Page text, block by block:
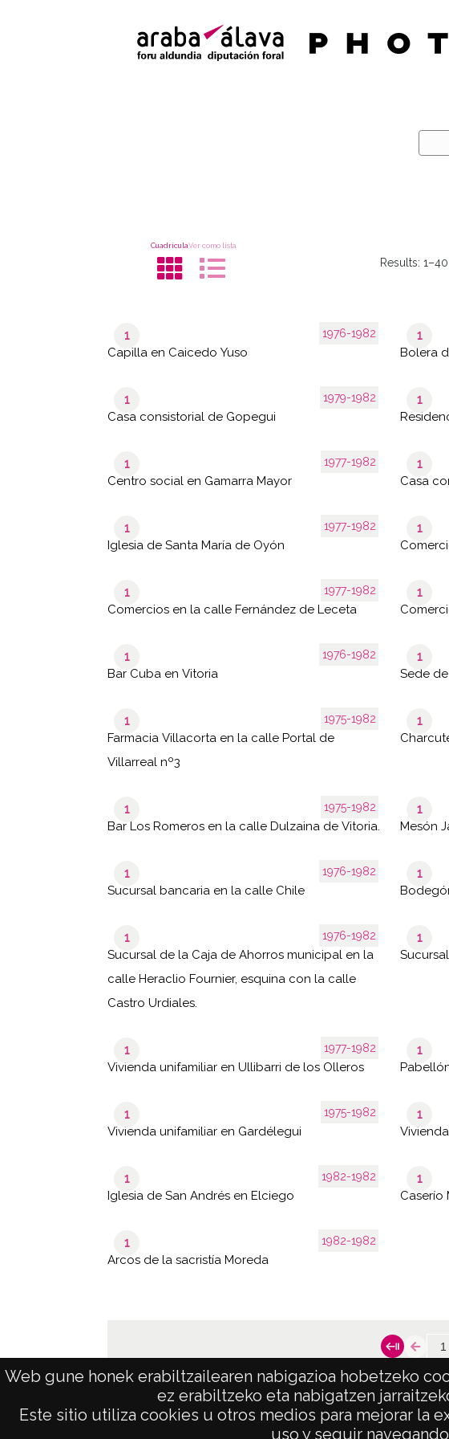
Web gune honek erabiltzailearen nabigazioa hobetzeko
ez erabiltzeko eta nabigatzen
Este sitio utiliza cookies u otros medios para mejorar la
uso y seguir
CuadrículaVer como lista
Results:
1976-1982
1
Capilla en Caicedo Yuso
1
Bolera
1979-1982
1
Casa consistorial de Gopegui
1
1977-1982
1
Centro social en Gamarra Mayor
1
Casa
1977-1982
1
Iglesia de Santa María de Oyón
1
1977-1982
1
Comercios en la calle Fernández de Leceta
1
1976-1982
1
Bar Cuba en Vitoria
1
Sede
1975-1982
1
Farmacia Villacorta en la calle Portal de
Villarreal nº3
1
1975-1982
1
Bar Los Romeros en la calle Dulzaina de Vitoria.
1
Mesón
1976-1982
1
Sucursal bancaria en la calle Chile
1
1976-1982
1
Sucursal de la Caja de Ahorros municipal en la
calle Heraclio Fournier, esquina con la calle
Castro Urdiales.
1
1977-1982
1
Vivienda unifamiliar en Ullibarri de los Olleros
1
1975-1982
1
Vivienda unifamiliar en Gardélegui
1
1982-1982
1
Iglesia de San Andrés en Elciego
1
Caserío
1982-1982
1
Arcos de la sacristía Moreda
AVISO LEGAL POLÍTICA DE